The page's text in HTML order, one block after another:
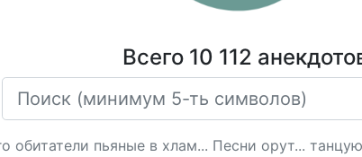
Всего 10 112
обитатели пьяные в хлам... Песни орут...